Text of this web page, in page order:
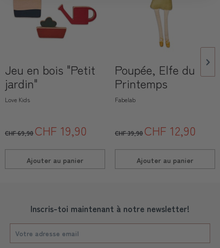
Jeu en bois "Petit
jardin"
Love Kids
CHF 69,90CHF 19,90
Ajouter au panier
Poupée, Elfe du
Printemps
Fabelab
CHF 39,90CHF 12,90
Ajouter au panier
Inscris-toi maintenant à notre newsletter!